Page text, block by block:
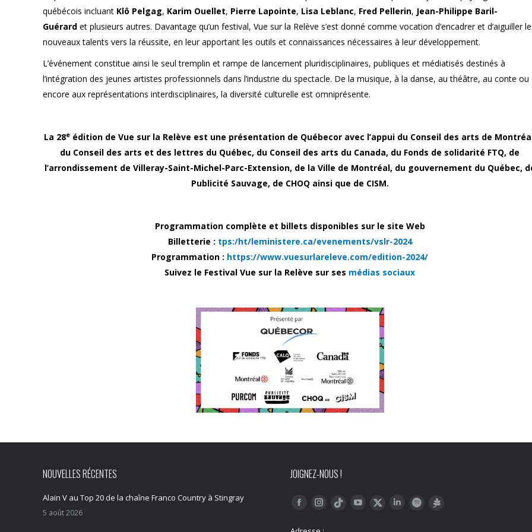
québécois incluant Klô Pelgag, Karim Ouellet, Pierre Lapointe, Lisa Leblanc, Fred Pellerin, Jean-Philippe Baril-
Guérard et plusieurs autres. Davantage qu’un festival, Vue sur la Relève s’est donné comme vocation d’encadrer et d’aiguiller
nouveaux talents vers la réussite, en leur apportant les outils et connaissances nécessaires à leur développement.
L’événement constitue ainsi le seul tremplin et rampe de lancement pluridisciplinaires, publiques et médiatisés destinés à
l’intégration des jeunes artistes professionnels dans l’industrie du spectacle. De la musique, à la danse, au théâtre, au conte ou
encore aux représentations interdisciplinaires, la diversité culturelle est omniprésente.
La 28eédition de Vue sur la Relève est une présentation de Québecor avec l’appui du Conseil des arts de
du Conseil des arts et des lettres du Québec, du Conseil des arts du Canada, du Fonds de solidarité FTQ, de
l’arrondissement de Villeray-Saint-Michel-Parc-Extension, de la Ville de Montréal, du gouvernement du Québec,
Publicité Sauvage, de CHOQ ainsi que de CISM.
Programmation complète et billets disponibles sur le site Web
Billetterie : tps:/ht/leministere.ca/evenements/vslr-2024
Programmation : https://www.vuesurlareleve.com/edition-2024/
Suivez le Festival Vue sur la Relève sur ses médias sociaux
NOUVELLES RÉCENTES
Alain V au Top 20 de la chaîne Franco Country à Stingray
5 août 2026
JOIGNEZ-NOUS !
Trouvez nous sur :
FacebookInstagram
Tiktok YouTubeTwitter LinkedInSpotifyLinktree